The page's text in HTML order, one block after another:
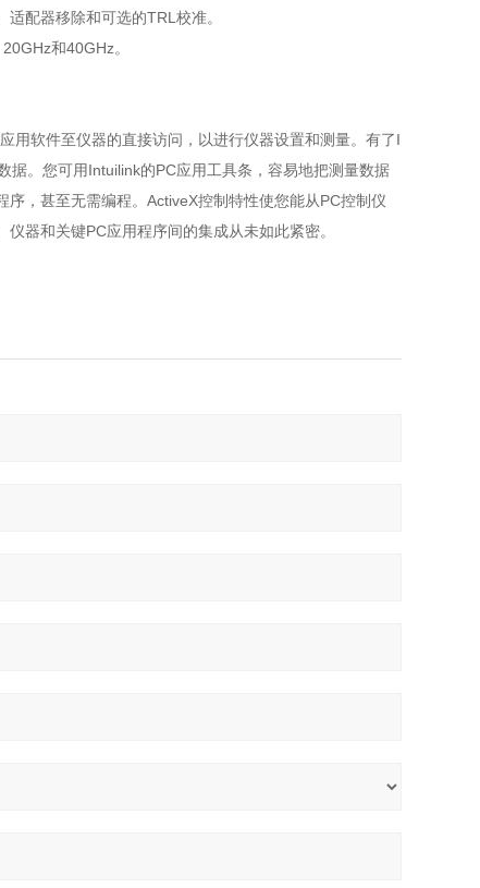
配器移除和可选的TRL校准。
和40GHz。
用软件至仪器的直接访问，以进行仪器设置和测量。有了I
据。您可用Intuilink的PC应用工具条，容易地把测量数据
，甚至无需编程。ActiveX控制特性使您能从PC控制仪
器和关键PC应用程序间的集成从未如此紧密。